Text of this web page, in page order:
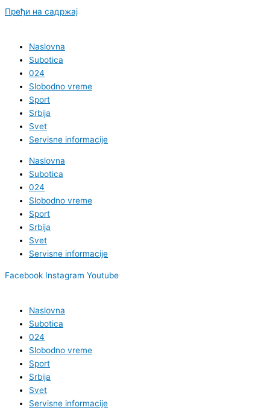
Пређи на садржај
Naslovna
Subotica
024
Slobodno vreme
Sport
Srbija
Svet
Servisne informacije
Naslovna
Subotica
024
Slobodno vreme
Sport
Srbija
Svet
Servisne informacije
Facebook Instagram Youtube
Naslovna
Subotica
024
Slobodno vreme
Sport
Srbija
Svet
Servisne informacije